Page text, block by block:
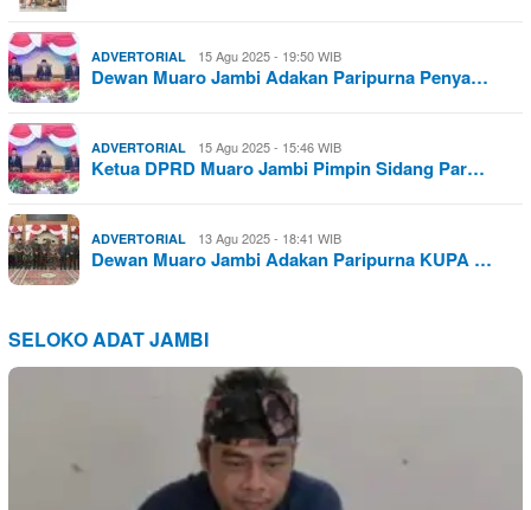
ADVERTORIAL 15 Agu 2025 - 19:50 WIB
Dewan Muaro Jambi Adakan Paripurna Penya…
ADVERTORIAL 15 Agu 2025 - 15:46 WIB
Ketua DPRD Muaro Jambi Pimpin Sidang Par…
ADVERTORIAL 13 Agu 2025 - 18:41 WIB
Dewan Muaro Jambi Adakan Paripurna KUPA …
SELOKO ADAT JAMBI